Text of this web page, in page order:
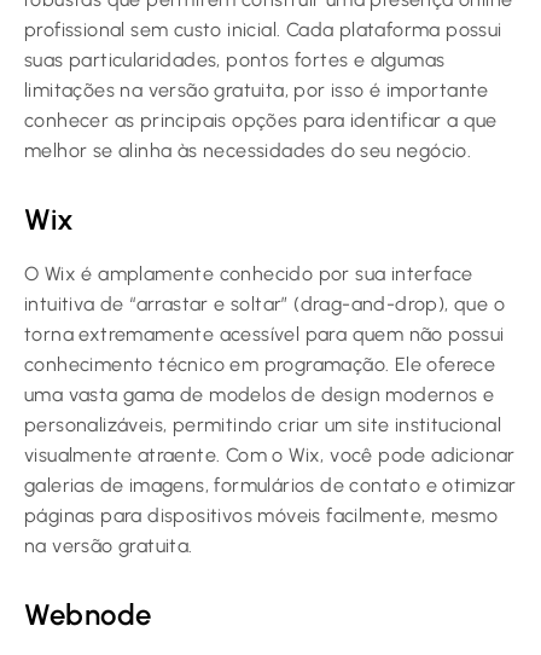
profissional sem custo inicial. Cada plataforma possui
suas particularidades, pontos fortes e algumas
limitações na versão gratuita, por isso é importante
conhecer as principais opções para identificar a que
melhor se alinha às necessidades do seu negócio.
Wix
O Wix é amplamente conhecido por sua interface
intuitiva de “arrastar e soltar” (drag-and-drop), que o
torna extremamente acessível para quem não possui
conhecimento técnico em programação. Ele oferece
uma vasta gama de modelos de design modernos e
personalizáveis, permitindo criar um site institucional
visualmente atraente. Com o Wix, você pode adicionar
galerias de imagens, formulários de contato e otimizar
páginas para dispositivos móveis facilmente, mesmo
na versão gratuita.
Webnode